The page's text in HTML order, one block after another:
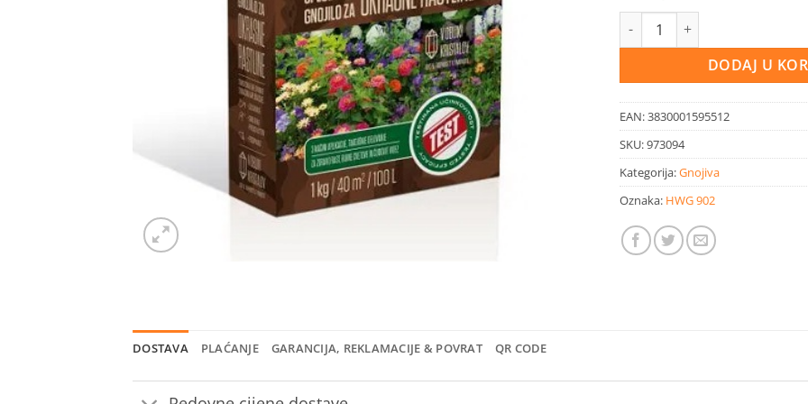
Gnojivo za ukrasne biljke 1 kg
DODAJ U
EAN:3830001595512
SKU:973094
Kategorija:Gnojiva
Oznaka: HWG 902
DOSTAVA PLAĆANJE GARANCIJA, REKLAMACIJE & POVRAT QR CODE